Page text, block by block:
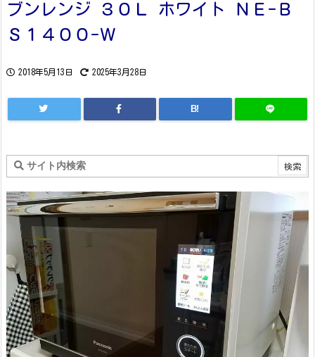
ブンレンジ ３０Ｌ ホワイト ＮＥ-Ｂ
Ｓ１４００-Ｗ
2018年5月13日 2025年3月28日
B!